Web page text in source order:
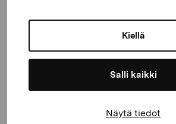
Kiellä
Salli kaikki
Näytä tiedot